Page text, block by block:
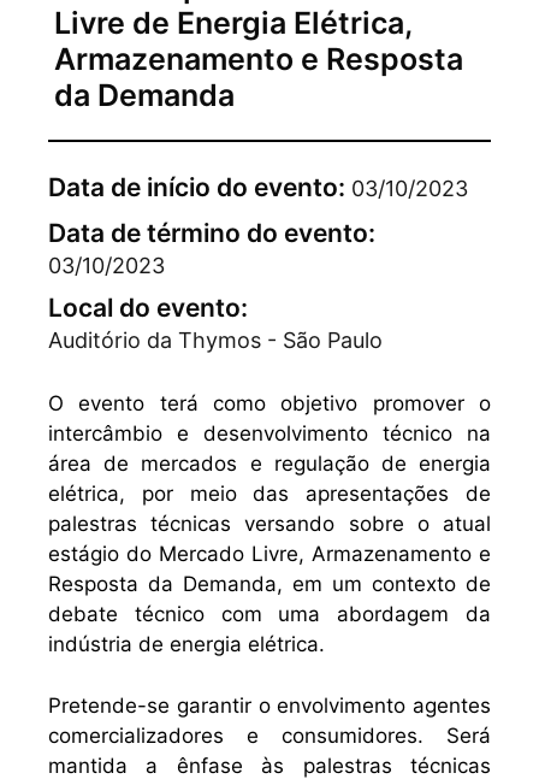
Livre de Energia Elétrica,
Armazenamento e Resposta
da Demanda
Data de início do evento: 03/10/2023
Data de término do evento:
03/10/2023
Local do evento:
Auditório da Thymos - São Paulo
O evento terá como objetivo promover o
intercâmbio e desenvolvimento técnico na
área de mercados e regulação de energia
elétrica, por meio das apresentações de
palestras técnicas versando sobre o atual
estágio do Mercado Livre, Armazenamento e
Resposta da Demanda, em um contexto de
debate técnico com uma abordagem da
indústria de energia elétrica.
Pretende-se garantir o envolvimento agentes
comercializadores e consumidores. Será
mantida a ênfase às palestras técnicas